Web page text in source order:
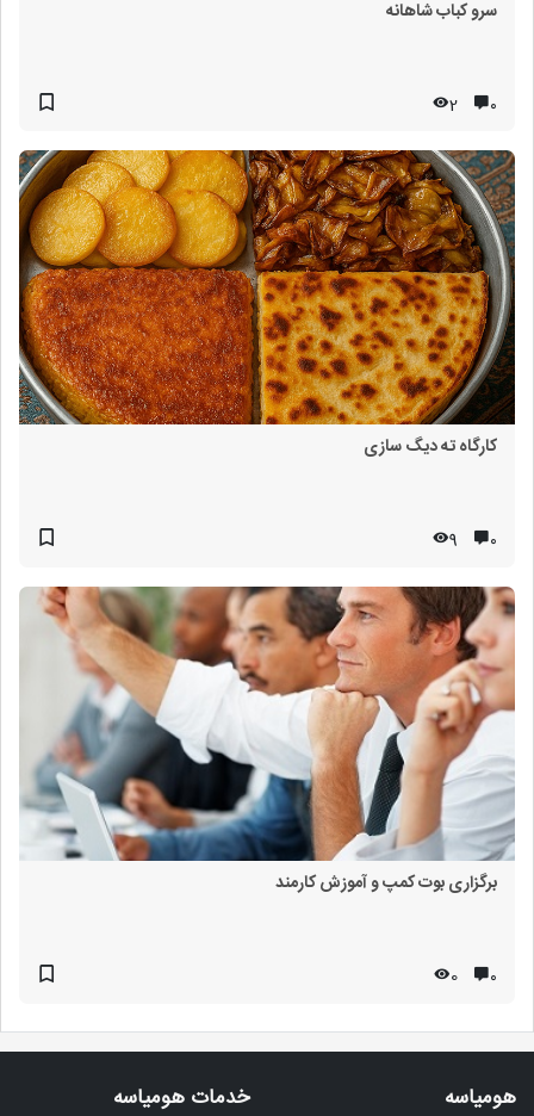
سرو کباب شاهانه
۰ 2
کارگاه ته دیگ سازی
۰ 9
برگزاری بوت کمپ و آموزش کارمند
۰ 0
هومیاسه خدمات هومیاسه